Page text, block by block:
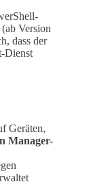
Version
dass der
Dienst
Geräten,
Manager-